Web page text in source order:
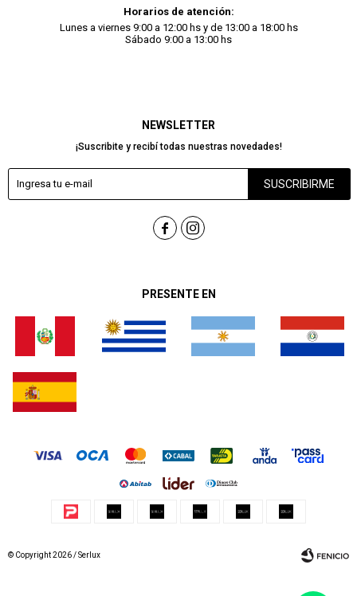
PRESENTE EN
NEWSLETTER
¡Suscribite y recibí todas nuestras novedades!
SUSCRIBIRME
 
Horarios de atención:
Lunes a viernes 9:00 a 12:00 hs y de 13:00 a 18:00 hs
Sábado 9:00 a 13:00 hs
© Copyright 2026 / Serlux